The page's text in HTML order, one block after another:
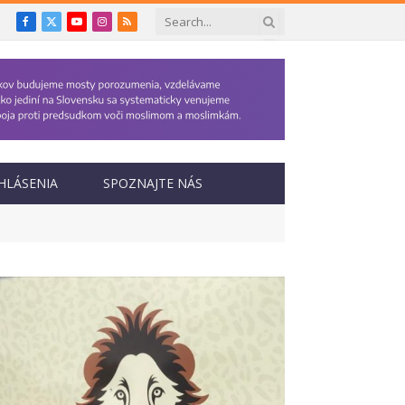
Facebook
X
YouTubeInstagram
RSS
SPOZNAJTE NÁS